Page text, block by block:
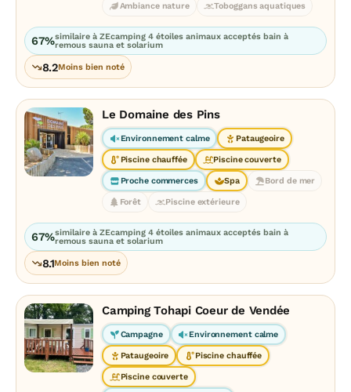
Ambiance nature Toboggans aquatiques
67%similaire à ZEcamping 4 étoiles animaux acceptés bain à
remous sauna et solarium
8.2Moins bien noté
Le Domaine des Pins
Environnement calme Pataugeoire
Piscine chauffée Piscine couverte
Proche commerces Spa Bord de mer
Forêt Piscine extérieure
67%similaire à ZEcamping 4 étoiles animaux acceptés bain à
remous sauna et solarium
8.1Moins bien noté
Camping Tohapi Coeur de Vendée
Campagne Environnement calme
Pataugeoire Piscine chauffée
Piscine couverte